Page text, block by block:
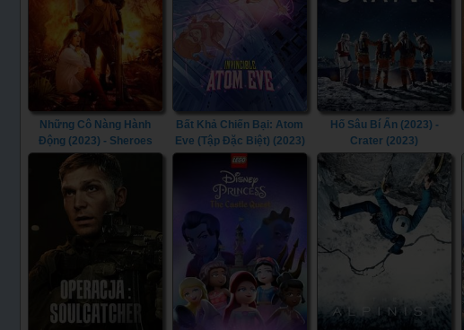
Những Cô Nàng Hành
Động (2023) - Sheroes
(2023)
Bất Khả Chiến Bại: Atom
Eve (Tập Đặc Biệt) (2023)
- Invincible: Atom Eve
(2023)
Hố Sâu Bí Ẩn (2023) -
Crater (2023)